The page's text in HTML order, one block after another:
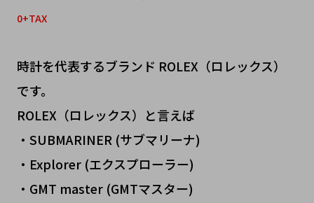
0+TAX
時計を代表するブランド ROLEX（ロレックス）
です。
ROLEX（ロレックス）と言えば
・SUBMARINER (サブマリーナ)
・Explorer (エクスプローラー)
・GMT master (GMTマスター)